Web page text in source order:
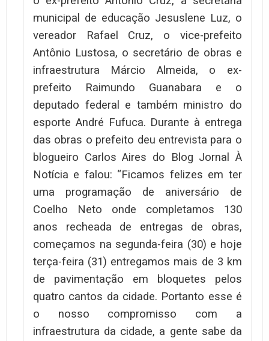
municipal de educação Jesuslene Luz, o
vereador Rafael Cruz, o vice-prefeito
Antônio Lustosa, o secretário de obras e
infraestrutura Márcio Almeida, o ex-
prefeito Raimundo Guanabara e o
deputado federal e também ministro do
esporte André Fufuca. Durante à entrega
das obras o prefeito deu entrevista para o
blogueiro Carlos Aires do Blog Jornal À
Notícia e falou: “Ficamos felizes em ter
uma programação de aniversário de
Coelho Neto onde completamos 130
anos recheada de entregas de obras,
começamos na segunda-feira (30) e hoje
terça-feira (31) entregamos mais de 3 km
de pavimentação em bloquetes pelos
quatro cantos da cidade. Portanto esse é
o nosso compromisso com a
infraestrutura da cidade, a gente sabe da